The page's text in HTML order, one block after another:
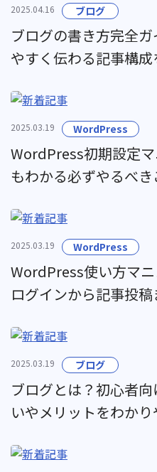
2025.04.16 ブログ
ブログの書き方完全
やすく伝わる記事構
2025.03.19 WordPress
WordPress初期設定
もわかる必ずやるべき
2025.03.19 WordPress
WordPress使い方マ
ログインから記事投
2025.03.19 ブログ
ブログとは？初心者
いやメリットをわか